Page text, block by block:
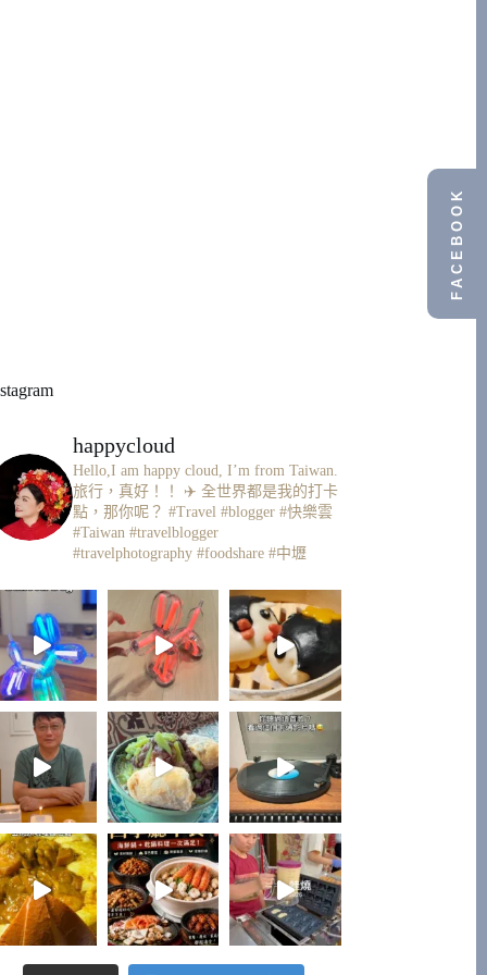
happycloud
Hello,I am happy cloud, I’m from Taiwan.
旅行，真好！！ ✈️ 全世界都是我的打卡
點，那你呢？ #Travel #blogger #快樂雲
#Taiwan #travelblogger
#travelphotography #foodshare #中壢
FACEBOOK